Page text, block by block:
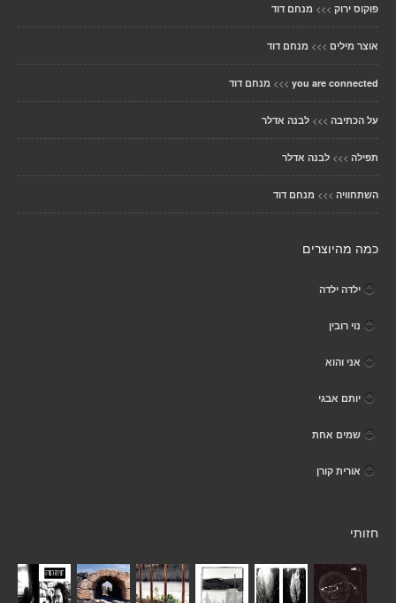
פוקוס ירוק >>> מנחם דוד
אוצר מילים >>> מנחם דוד
you are connected
>>> מנחם דוד
על הכתיבה >>> לבנה אדלר
תפילה >>> לבנה אדלר
השתחוויה >>> מנחם דוד
כמה מהיוצרים
ילדה ילדה
נוי רובין
אני והוא
יותם אבגי
שמים אחת
אורית קורן
חזותי